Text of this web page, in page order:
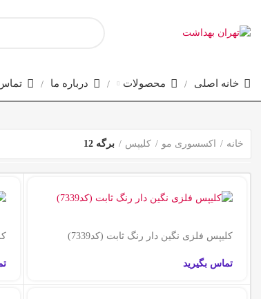
خانه اصلی محصولات درباره ما تماس
خانه اکسسوری مو کلیپس برگه 12
کلیپس فلزی نگین دار رنگ ثابت (کد7339)
تماس بگیرید